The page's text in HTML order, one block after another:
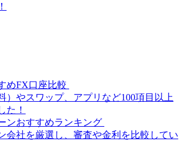
めFX口座比較
）やスワップ、アプリなど100項目以上
た！
ンおすすめランキング
会社を厳選し、審査や金利を比較してい